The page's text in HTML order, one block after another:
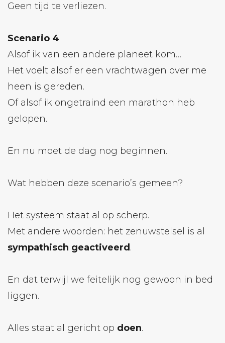
Geen tijd te verliezen.
Scenario 4
Alsof ik van een andere planeet kom…
Het voelt alsof er een vrachtwagen over me
heen is gereden.
Of alsof ik ongetraind een marathon heb
gelopen.
En nu moet de dag nog beginnen.
Wat hebben deze scenario’s gemeen?
Het systeem staat al op scherp.
Met andere woorden: het zenuwstelsel is al
sympathisch geactiveerd .
En dat terwijl we feitelijk nog gewoon in bed
liggen.
Alles staat al gericht op doen.